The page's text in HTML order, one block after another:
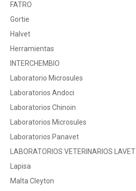
FATRO
Gortie
Halvet
Herramientas
INTERCHEMBIO
Laboratorio Microsules
Laboratorios Andoci
Laboratorios Chinoin
Laboratorios Microsules
Laboratorios Panavet
LABORATORIOS VETERINARIOS LAVET
Lapisa
Malta Cleyton